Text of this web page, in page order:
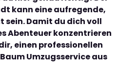
kann eine aufregende,
sein. Damit du dich voll
Abenteuer konzentrieren
einen professionellen
Umzugsservice aus